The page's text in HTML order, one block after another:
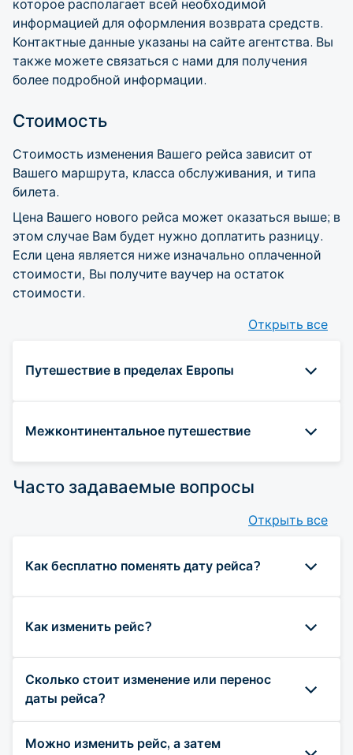
которое располагает всей необходимой
информацией для оформления возврата средств.
Контактные данные указаны на сайте агентства. Вы
также можете связаться с нами для получения
более подробной информации.
Стоимость
Стоимость изменения Вашего рейса зависит от
Вашего маршрута, класса обслуживания, и типа
билета.
Цена Вашего нового рейса может оказаться выше; в
этом случае Вам будет нужно доплатить разницу.
Если цена является ниже изначально оплаченной
стоимости, Вы получите ваучер на остаток
стоимости.
Открыть все
Путешествие в пределах Европы
Межконтинентальное путешествие
Часто задаваемые вопросы
Открыть все
Как бесплатно поменять дату рейса?
Как изменить рейс?
Сколько стоит изменение или перенос
даты рейса?
Можно изменить рейс, а затем